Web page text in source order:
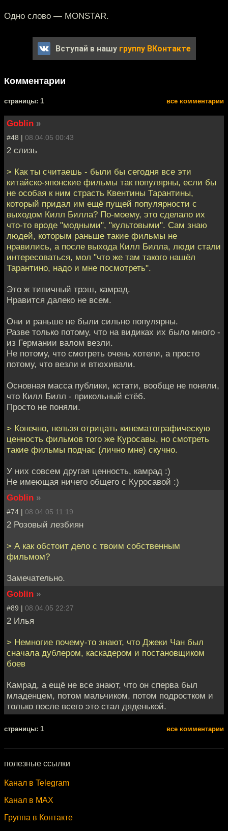
Одно слово — MONSTAR.
Вступай в нашу группу ВКонтакте
Комментарии
cтраницы: 1 все комментарии
Goblin »
#48 | 08.04.05 00:43
2 слизь
> Как ты считаешь - были бы сегодня все эти
китайско-японские фильмы так популярны, если бы
не особая к ним страсть Квентины Тарантины,
который придал им ещё пущей популярности с
выходом Килл Билла? По-моему, это сделало их
что-то вроде "модными", "культовыми". Сам знаю
людей, которым раньше такие фильмы не
нравились, а после выхода Килл Билла, люди стали
интересоваться, мол "что же там такого нашёл
Тарантино, надо и мне посмотреть".
Это ж типичный трэш, камрад.
Нравится далеко не всем.
Они и раньше не были сильно популярны.
Разве только потому, что на видиках их было много -
из Германии валом везли.
Не потому, что смотреть очень хотели, а просто
потому, что везли и втюхивали.
Основная масса публики, кстати, вообще не поняли,
что Килл Билл - прикольный стёб.
Просто не поняли.
> Конечно, нельзя отрицать кинематографическую
ценность фильмов того же Куросавы, но смотреть
такие фильмы подчас (лично мне) скучно.
У них совсем другая ценность, камрад :)
Не имеющая ничего общего с Куросавой :)
Goblin »
#74 | 08.04.05 11:19
2 Розовый лезбиян
> А как обстоит дело с твоим собственным
фильмом?
Замечательно.
Goblin »
#89 | 08.04.05 22:27
2 Илья
> Немногие почему-то знают, что Джеки Чан был
сначала дублером, каскадером и постановщиком
боев
Камрад, а ещё не все знают, что он сперва был
младенцем, потом мальчиком, потом подростком и
только после всего это стал дяденькой.
cтраницы: 1 все комментарии
полезные ссылки
Канал в Telegram
Канал в MAX
Группа в Контакте